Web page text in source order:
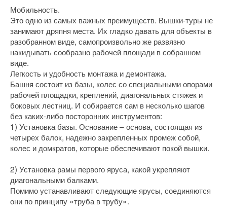
Мобильность.
Это одно из самых важных преимуществ. Вышки-туры не
занимают дряпня места. Их гладко давать для объекты в
разобранном виде, самопроизвольно же развязно
накидывать сообразно рабочей площади в собранном
виде.
Легкость и удобность монтажа и демонтажа.
Башня состоит из базы, колес со специальными опорами
рабочей площадки, креплений, диагональных стяжек и
боковых лестниц. И собирается сам в несколько шагов
без каких-либо посторонних инструментов:
1) Установка базы. Основание – основа, состоящая из
четырех балок, надежно закрепленных промеж собой,
колес и домкратов, которые обеспечивают покой вышки.
2) Установка рамы первого яруса, какой укрепляют
диагональными балками.
Помимо устанавливают следующие ярусы, соединяются
они по принципу «труба в трубу».